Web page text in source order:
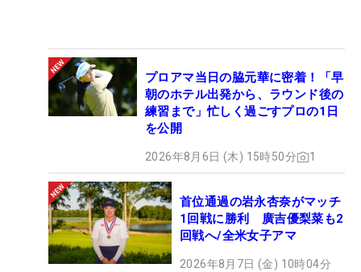
プロアマ当日の脇元華に密着！「早
朝のホテル出発から、ラウンド後の
練習まで」忙しく過ごすプロの1日
を公開
2026年8月6日 (木) 15時50分 1
首位通過の岩永杏奈がマッチ
1回戦に勝利 廣吉優梨菜も2
回戦へ/全米女子アマ
2026年8月7日 (金) 10時04分